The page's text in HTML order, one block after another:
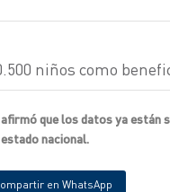
niños como
que los datos ya están
nacional.
en WhatsApp